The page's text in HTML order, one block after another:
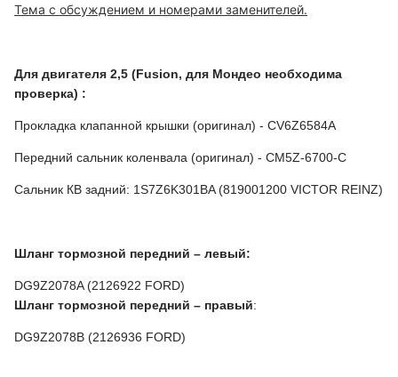
Тема с обсуждением и номерами заменителей.
Для двигателя 2,5 (Fusion, для Мондео необходима
проверка) :
Прокладка клапанной крышки (оригинал) - CV6Z6584A
Передний сальник коленвала (оригинал) - CM5Z-6700-C
Сальник КВ задний: 1S7Z6K301BA (819001200 VICTOR REINZ)
Шланг тормозной передний – левый:
DG9Z2078A (2126922 FORD)
Шланг тормозной передний – правый:
DG9Z2078B (2126936 FORD)